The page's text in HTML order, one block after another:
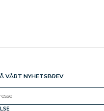
VÅRT NYHETSBREV